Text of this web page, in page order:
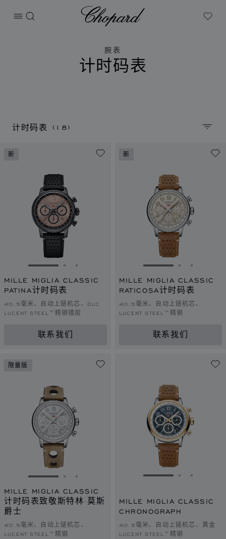
打开菜单
搜索
Chopard
My
腕表
计时码表
计时码表(18) 排序
新
转到幻灯片 1转到幻灯片 2
转到幻灯片 3
MILLE MIGLIA CLASSIC
PATINA计时码表
40.5毫米、自动上链机芯、DLC
LUCENT STEEL™精钢镀层
联系我们
新
转到幻灯片 1转到幻灯
转到幻
MILLE MIGLIA CLASSIC
RATICOSA计时码表
40.5毫米、自动上链机芯、
LUCENT STEEL™精钢
联系我们
限量版
转到幻灯片 1转到幻灯片 2
转到幻灯片 3
MILLE MIGLIA CLASSIC
计时码表致敬斯特林·莫斯
爵士
40.5毫米、自动上链机芯、
LUCENT STEEL™精钢
转到幻灯片 1转到幻灯
转到幻
MILLE MIGLIA CLASSIC
CHRONOGRAPH
40.5毫米、自动上链机芯、黄金
LUCENT STEEL™精钢